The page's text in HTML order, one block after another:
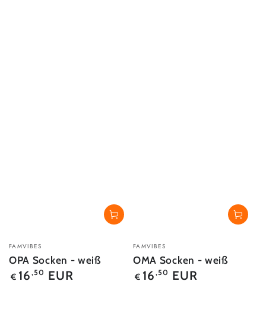
Verkäufer/in:
FAMVIBES
OPA Socken - weiß
Regulärer
Preis
€ 16 ,50 EUR
Verkäufer/in:
FAMVIBES
OMA Socken - weiß
Regulärer
Preis
€ 16 ,50 EUR